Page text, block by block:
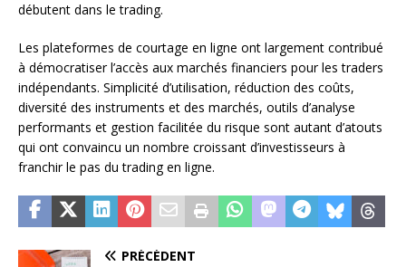
débutent dans le trading.
Les plateformes de courtage en ligne ont largement contribué
à démocratiser l’accès aux marchés financiers pour les traders
indépendants. Simplicité d’utilisation, réduction des coûts,
diversité des instruments et des marchés, outils d’analyse
performants et gestion facilitée du risque sont autant d’atouts
qui ont convaincu un nombre croissant d’investisseurs à
franchir le pas du trading en ligne.
PRÉCÉDENT